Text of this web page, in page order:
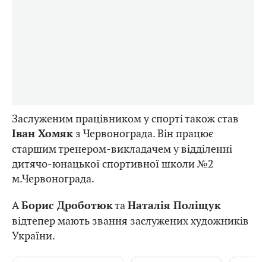
Заслуженим працівником у спорті також став
Іван Хомяк з Червонограда. Він працює
старшим тренером-викладачем у відділенні
дитячо-юнацької спортивної школи №2
м.Червонограда.
АБорис ДроботюктаНаталія Поліщук
відтепер мають звання заслужених художників
України.